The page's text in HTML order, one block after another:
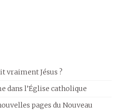
vraiment Jésus ?
dans l’Église catholique
pages du Nouveau